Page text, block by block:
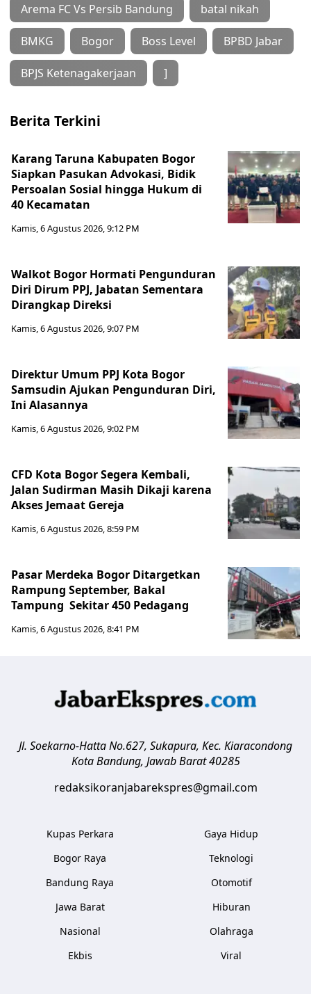
Arema FC Vs Persib Bandung batal nikah
BMKG Bogor Boss Level BPBD Jabar
BPJS Ketenagakerjaan ]
Berita Terkini
Karang Taruna Kabupaten Bogor
Siapkan Pasukan Advokasi, Bidik
Persoalan Sosial hingga Hukum di
40 Kecamatan
Kamis, 6 Agustus 2026, 9:12 PM
Walkot Bogor Hormati Pengunduran
Diri Dirum PPJ, Jabatan Sementara
Dirangkap Direksi
Kamis, 6 Agustus 2026, 9:07 PM
Direktur Umum PPJ Kota Bogor
Samsudin Ajukan Pengunduran Diri,
Ini Alasannya
Kamis, 6 Agustus 2026, 9:02 PM
CFD Kota Bogor Segera Kembali,
Jalan Sudirman Masih Dikaji karena
Akses Jemaat Gereja
Kamis, 6 Agustus 2026, 8:59 PM
Pasar Merdeka Bogor Ditargetkan
Rampung September, Bakal
Tampung Sekitar 450 Pedagang
Kamis, 6 Agustus 2026, 8:41 PM
Jl. Soekarno-Hatta No.627, Sukapura, Kec. Kiaracondong
Kota Bandung, Jawab Barat 40285
redaksikoranjabarekspres@gmail.com
Kupas Perkara
Bogor Raya
Bandung Raya
Jawa Barat
Nasional
Ekbis
Gaya Hidup
Teknologi
Otomotif
Hiburan
Olahraga
Viral